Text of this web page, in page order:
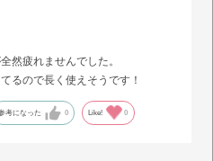
然疲れませんでした。
るので長く使えそうです！
考になった 0 Like! 0